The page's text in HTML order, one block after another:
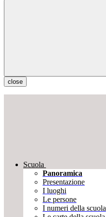
close
Scuola
Panoramica
Presentazione
I luoghi
Le persone
I numeri della scuola